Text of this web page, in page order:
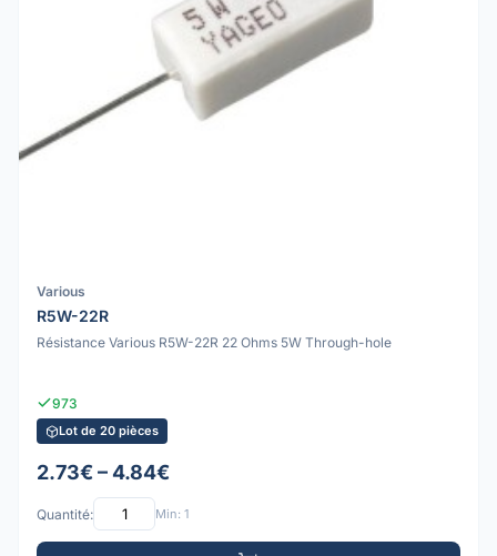
Various
R5W-22R
Résistance Various R5W-22R 22 Ohms 5W Through-hole
973
Lot de 20 pièces
2.73€ – 4.84€
Quantité: Min: 1